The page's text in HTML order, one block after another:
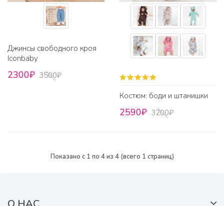
Джинсы свободного кроя
Iconbaby
2300₽ 3500₽
Костюм: боди и штанишки
2590₽ 3200₽
Показано с 1 по 4 из 4 (всего 1 страниц)